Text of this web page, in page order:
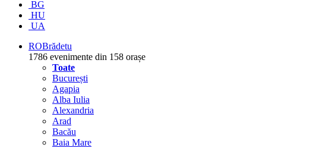
BG
HU
UA
ROBrădetu
1786 evenimente din 158 orașe
Toate
București
Agapia
Alba Iulia
Alexandria
Arad
Bacău
Baia Mare